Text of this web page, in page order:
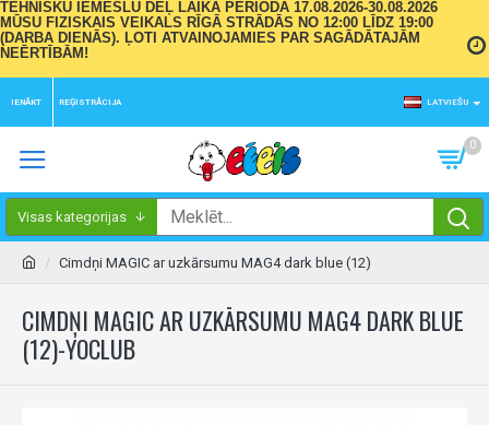
TEHNISKU IEMESLU DĒĻ LAIKA PERIODĀ 17.08.2026-30.08.2026
MŪSU FIZISKAIS VEIKALS RĪGĀ STRĀDĀS NO 12:00 LĪDZ 19:00
(DARBA DIENĀS). ĻOTI ATVAINOJAMIES PAR SAGĀDĀTAJĀM
NEĒRTĪBĀM!
IENĀKT REĢISTRĀCIJA LATVIEŠU
0
Visas kategorijas
Cimdņi MAGIC ar uzkārsumu MAG4 dark blue (12)
CIMDŅI MAGIC AR UZKĀRSUMU MAG4 DARK BLUE
(12)-YOCLUB